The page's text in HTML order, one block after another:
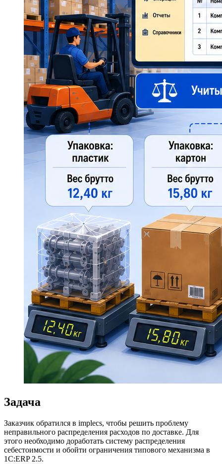
Задача
Заказчик обратился в implecs, чтобы решить проблему
неправильного распределения расходов по доставке. Для
этого необходимо доработать систему распределения
себестоимости и обойти ограничения типового механизма в
1С:ERP 2.5.